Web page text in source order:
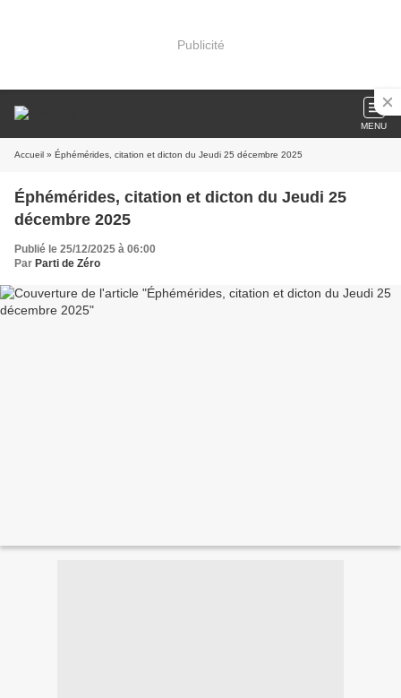
Publicité
MENU
Accueil » Éphémérides, citation et dicton du Jeudi 25 décembre 2025
Éphémérides, citation et dicton du Jeudi 25
décembre 2025
Publié le 25/12/2025 à 06:00
Par Parti de Zéro